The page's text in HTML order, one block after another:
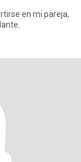
en mi pareja,